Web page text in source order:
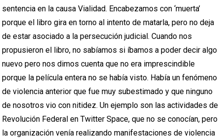
sentencia en la causa Vialidad. Encabezamos con ‘muerta’
porque el libro gira en torno al intento de matarla, pero no deja
de estar asociado a la persecución judicial. Cuando nos
propusieron el libro, no sabíamos si íbamos a poder decir algo
nuevo pero nos dimos cuenta que no era imprescindible
porque la película entera no se había visto. Había un fenómeno
de violencia anterior que fue muy subestimado y que ninguno
de nosotros vio con nitidez. Un ejemplo son las actividades de
Revolución Federal en Twitter Space, que no se conocían, pero
la organización venía realizando manifestaciones de violencia